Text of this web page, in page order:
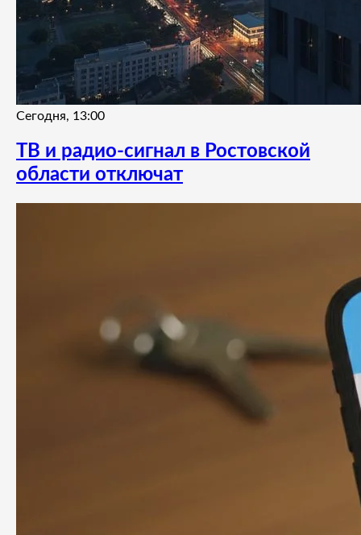
Сегодня, 13:00
ТВ и радио-сигнал в Ростовской
области отключат